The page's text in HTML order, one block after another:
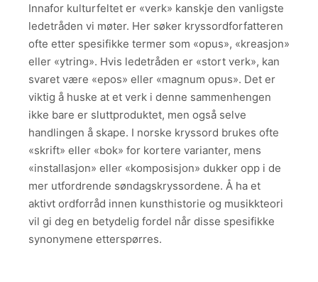
Innafor kulturfeltet er «verk» kanskje den vanligste
ledetråden vi møter. Her søker kryssordforfatteren
ofte etter spesifikke termer som «opus», «kreasjon»
eller «ytring». Hvis ledetråden er «stort verk», kan
svaret være «epos» eller «magnum opus». Det er
viktig å huske at et verk i denne sammenhengen
ikke bare er sluttproduktet, men også selve
handlingen å skape. I norske kryssord brukes ofte
«skrift» eller «bok» for kortere varianter, mens
«installasjon» eller «komposisjon» dukker opp i de
mer utfordrende søndagskryssordene. Å ha et
aktivt ordforråd innen kunsthistorie og musikkteori
vil gi deg en betydelig fordel når disse spesifikke
synonymene etterspørres.